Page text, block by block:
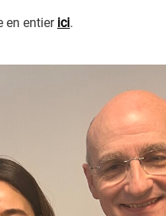
en entier ici.